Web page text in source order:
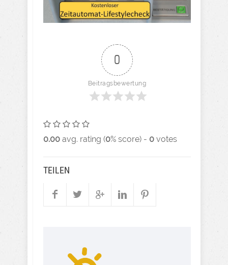
0
Beitragsbewertung
0.00 avg. rating (0% score) - 0 votes
TEILEN